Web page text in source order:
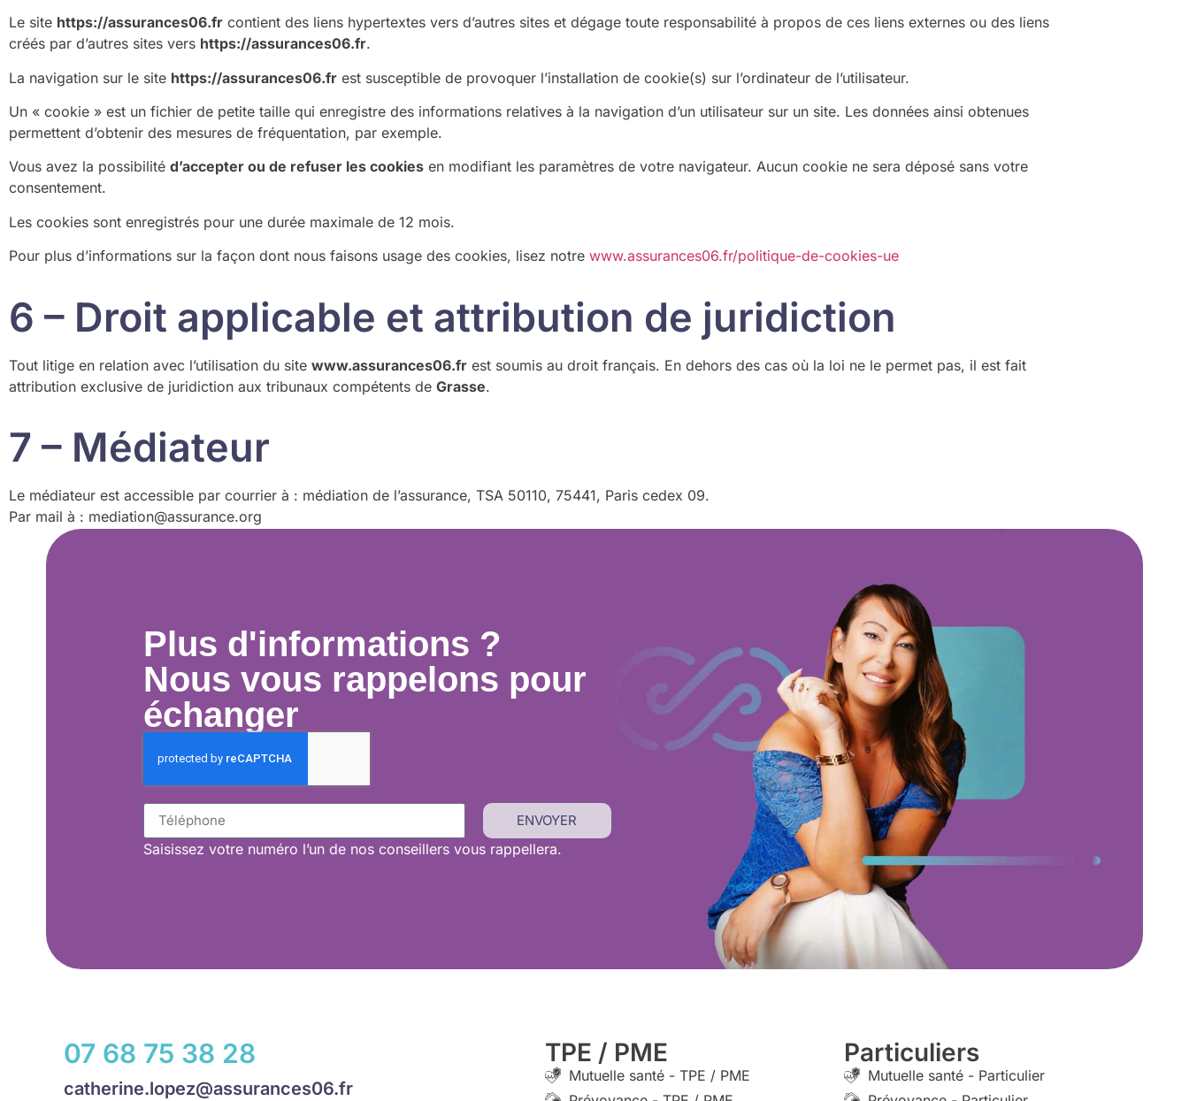
Le site https://assurances06.fr contient des liens hypertextes vers d’autres sites et dégage toute responsabilité à propos de ces liens externes ou des liens
créés par d’autres sites vers https://assurances06.fr.
La navigation sur le site https://assurances06.fr est susceptible de provoquer l’installation de cookie(s) sur l’ordinateur de l’utilisateur.
Un « cookie » est un fichier de petite taille qui enregistre des informations relatives à la navigation d’un utilisateur sur un site. Les données ainsi obtenues
permettent d’obtenir des mesures de fréquentation, par exemple.
Vous avez la possibilité d’accepter ou de refuser les cookies en modifiant les paramètres de votre navigateur. Aucun cookie ne sera déposé sans votre
consentement.
Les cookies sont enregistrés pour une durée maximale de 12 mois.
Pour plus d’informations sur la façon dont nous faisons usage des cookies, lisez notre www.assurances06.fr/politique-de-cookies-ue
6 – Droit applicable et attribution de juridiction
Tout litige en relation avec l’utilisation du site www.assurances06.fr est soumis au droit français. En dehors des cas où la loi ne le permet pas, il est fait
attribution exclusive de juridiction aux tribunaux compétents de Grasse.
7 – Médiateur
Le médiateur est accessible par courrier à : médiation de l’assurance, TSA 50110, 75441, Paris cedex 09.
Par mail à : mediation@assurance.org
Plus d'informations ?
Nous vous rappelons pour
échanger
ENVOYER
Saisissez votre numéro l’un de nos conseillers vous rappellera.
07 68 75 38 28
catherine.lopez@assurances06.fr
TPE / PME
Mutuelle santé - TPE / PME
Particuliers
Mutuelle santé - Particulier